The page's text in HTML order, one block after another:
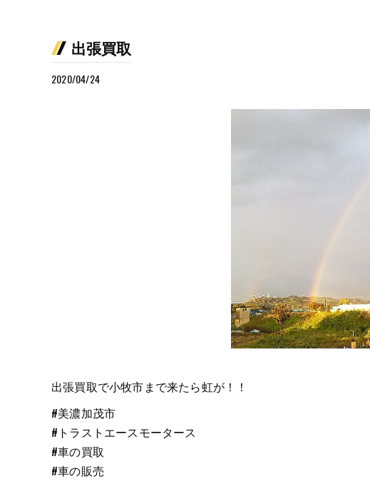
出張買取
2020/04/24
出張買取で小牧市まで来たら虹が！！
#美濃加茂市
#トラストエースモータース
#車の買取
#車の販売